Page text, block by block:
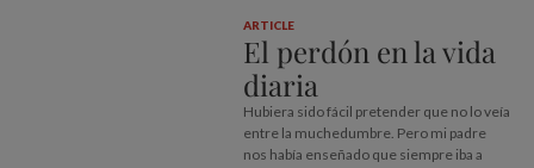
ARTICLE
El perdón en la vida
diaria
Hubiera sido fácil pretender que no lo veía
entre la muchedumbre. Pero mi padre
nos había enseñado que siempre iba a